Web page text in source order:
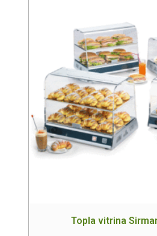
Topla vitrina